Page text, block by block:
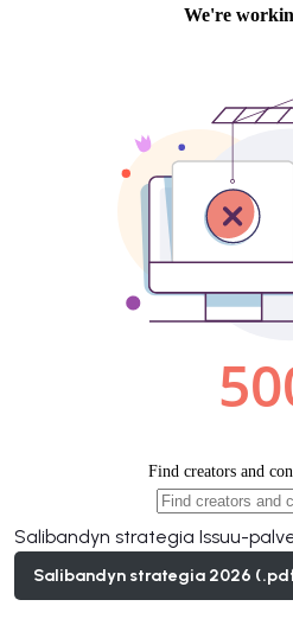
Salibandyn strategia Issuu-
Salibandyn strategia 2026